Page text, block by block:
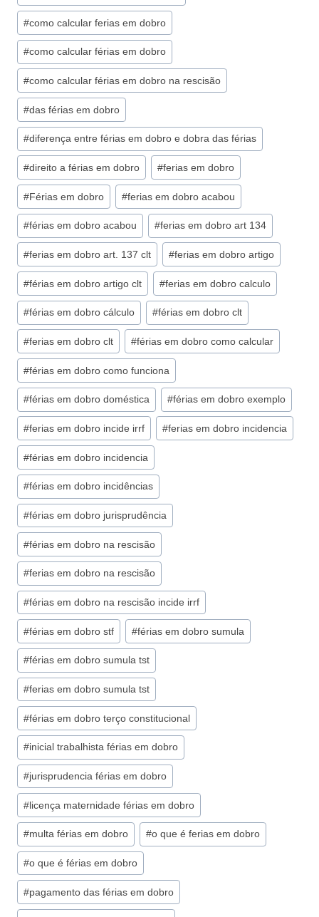
#como calcular ferias em dobro
#como calcular férias em dobro
#como calcular férias em dobro na rescisão
#das férias em dobro
#diferença entre férias em dobro e dobra das férias
#direito a férias em dobro #ferias em dobro
#Férias em dobro #ferias em dobro acabou
#férias em dobro acabou #ferias em dobro art 134
#ferias em dobro art. 137 clt #ferias em dobro artigo
#férias em dobro artigo clt #ferias em dobro calculo
#férias em dobro cálculo #férias em dobro clt
#ferias em dobro clt #férias em dobro como calcular
#férias em dobro como funciona
#férias em dobro doméstica #férias em dobro exemplo
#ferias em dobro incide irrf #ferias em dobro incidencia
#férias em dobro incidencia
#férias em dobro incidências
#férias em dobro jurisprudência
#férias em dobro na rescisão
#ferias em dobro na rescisão
#férias em dobro na rescisão incide irrf
#férias em dobro stf #férias em dobro sumula
#férias em dobro sumula tst
#ferias em dobro sumula tst
#férias em dobro terço constitucional
#inicial trabalhista férias em dobro
#jurisprudencia férias em dobro
#licença maternidade férias em dobro
#multa férias em dobro #o que é ferias em dobro
#o que é férias em dobro
#pagamento das férias em dobro